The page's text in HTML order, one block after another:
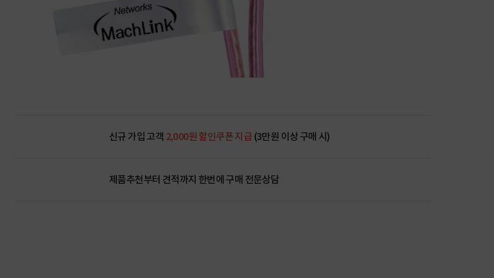
신규 가입 고객 2,000원 할인쿠폰 지급 (3만원 이상 구매 시)
제품추천부터 견적까지 한번에 구매 전문상담